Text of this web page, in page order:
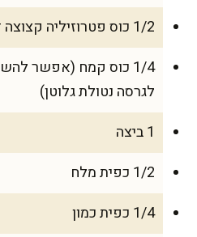
1/2 כוס פטרוזיליה קצוצה דק
1/4 כוס קמח (אפשר
לגרסה נטולת גלוטן)
1 ביצה
1/2 כפית מלח
1/4 כפית כמון